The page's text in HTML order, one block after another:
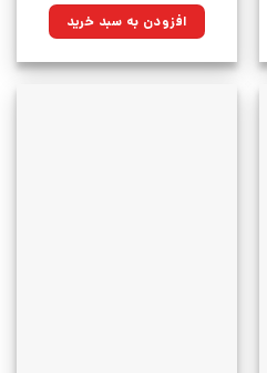
۹۹۸,۰۰۰تومان
بود.
۷۱۳,۵۷۰تومان.افزودن به سبد خرید